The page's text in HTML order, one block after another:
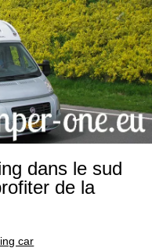
dans le sud
de la
car